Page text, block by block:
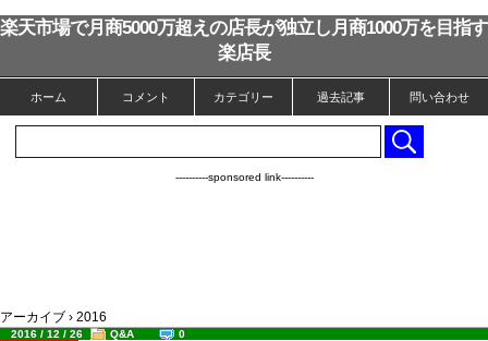
楽天市場で月商5000万超えの店長が独立し月商1000万を目指す
楽店長
ホーム コメント カテゴリー 過去記事 問い合わせ
----------sponsored link----------
アーカイブ › 2016
2016 / 12 / 26 Q&A 0